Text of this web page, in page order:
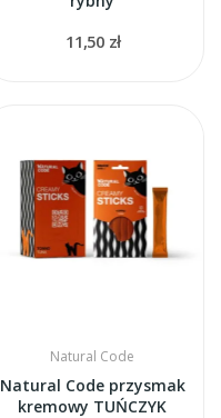
11,50 zł
Natural Code
Natural Code przysmak
kremowy TUŃCZYK